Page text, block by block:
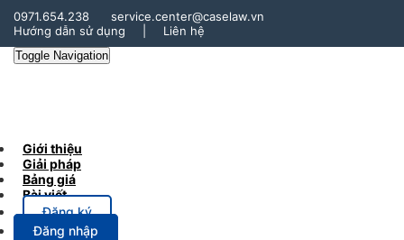
0971.654.238
service.center@caselaw.vn
Hướng dẫn sử dụng
Liên hệ
Toggle Navigation
Giới thiệu
Giải pháp
Bảng giá
Bài viết
Đăng ký
Đăng nhập